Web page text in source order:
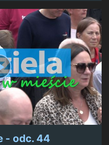
- odc. 44